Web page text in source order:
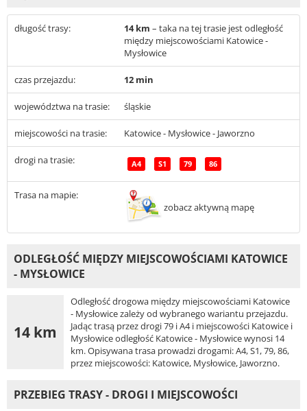
długość trasy: 14 km – taka na tej trasie jest odległość
między miejscowościami Katowice -
Mysłowice
czas przejazdu: 12 min
województwa na trasie: śląskie
miejscowości na trasie: Katowice - Mysłowice - Jaworzno
drogi na trasie: A4 S1 79 86
Trasa na mapie:
zobacz aktywną mapę
ODLEGŁOŚĆ MIĘDZY MIEJSCOWOŚCIAMI KATOWICE
- MYSŁOWICE
14 km
Odległość drogowa między miejscowościami Katowice
- Mysłowice zależy od wybranego wariantu przejazdu.
Jadąc trasą przez drogi 79 i A4 i miejscowości Katowice i
Mysłowice odległość Katowice - Mysłowice wynosi 14
km. Opisywana trasa prowadzi drogami: A4, S1, 79, 86,
przez miejscowości: Katowice, Mysłowice, Jaworzno.
PRZEBIEG TRASY - DROGI I MIEJSCOWOŚCI